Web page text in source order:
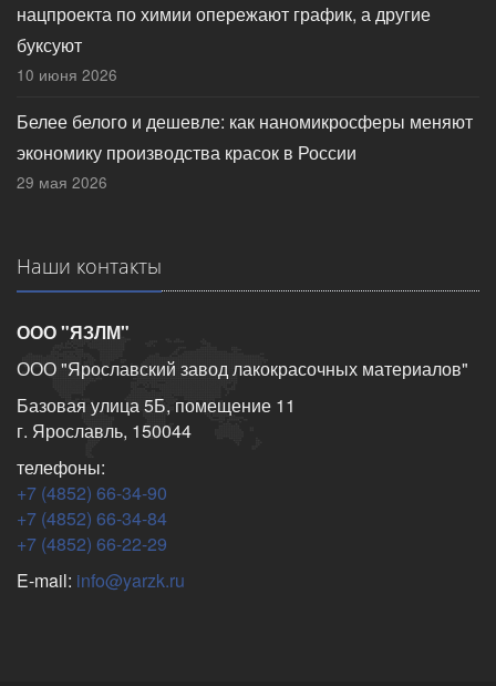
нацпроекта по химии опережают график, а другие
буксуют
10 июня 2026
Белее белого и дешевле: как наномикросферы меняют
экономику производства красок в России
29 мая 2026
Наши контакты
ООО "ЯЗЛМ"
ООО "Ярославский завод лакокрасочных материалов"
Базовая улица 5Б, помещение 11
г. Ярославль, 150044
телефоны:
+7 (4852) 66-34-90
+7 (4852) 66-34-84
+7 (4852) 66-22-29
E-mail: info@yarzk.ru